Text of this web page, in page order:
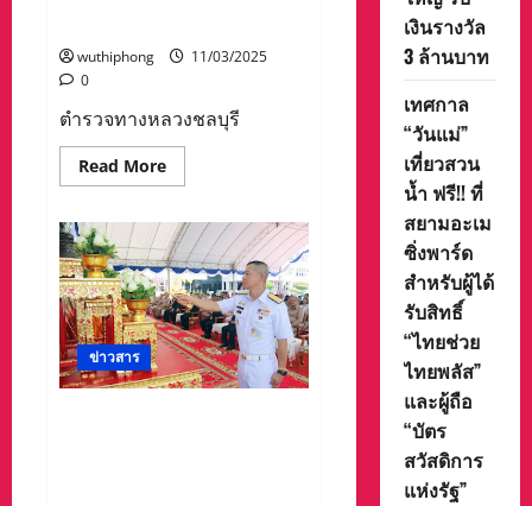
เดียวกัน
one
goal
wuthiphong
11/03/2025
0
ตำรวจทางหลวงชลบุรี
Read MoreRead
more
ทางหลวง
ชลบุรี
รวบ
คู่รัก
สุด
แสบ
ตระเวน
เช่า
รถ
ก่อน
ข่าวสาร
เงินรางวัล
3 ล้านบาท
เทศกาล
“วันแม่”
เที่ยวสวน
น้ำ ฟรี!! ที่
สยามอะเม
ซิ่งพาร์ด
สำหรับผู้ได้
รับสิทธิ์
“ไทยช่วย
ไทยพลัส”
และผู้ถือ
“บัตร
สวัสดิการ
แห่งรัฐ”